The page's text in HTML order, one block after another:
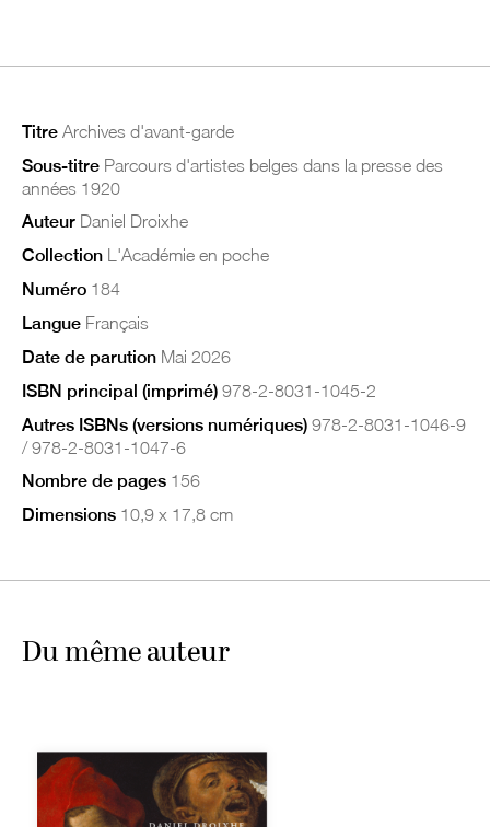
Titre Archives d'avant-garde
Sous-titre Parcours d'artistes belges dans la presse des
années 1920
Auteur Daniel Droixhe
Collection L'Académie en poche
Numéro 184
Langue Français
Date de parution Mai 2026
ISBN principal (imprimé) 978-2-8031-1045-2
Autres ISBNs (versions numériques) 978-2-8031-1046-9
/ 978-2-8031-1047-6
Nombre de pages 156
Dimensions 10,9 x 17,8 cm
Du même auteur